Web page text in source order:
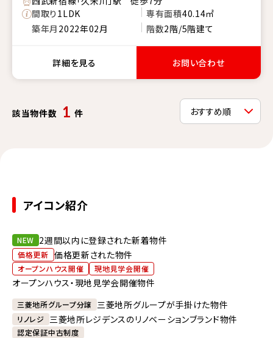
間取り1LDK 専有面積40.14㎡
築年月 2022年02月 階数2階/5階建て
詳細を見る お問い合わせ
該当物件数 1 件
アイコン紹介
NEW 2週間以内に登録された新着物件
価格更新 価格更新された物件
オープンハウス開催 現地見学会開催
オープンハウス・現地見学会開催物件
三菱地所グループ分譲 三菱地所グループが手掛けた物件
リノレジ 三菱地所レジデンスのリノベーションブランド物件
認定保証中古制度